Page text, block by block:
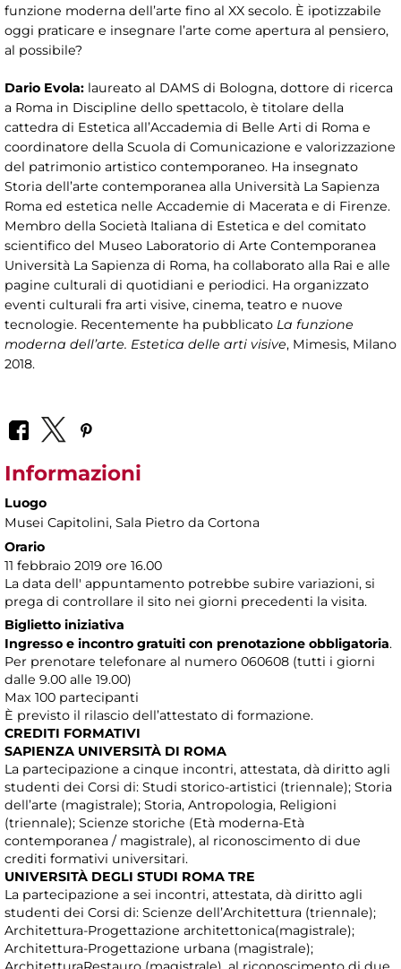
funzione moderna dell’arte fino al XX secolo. È ipotizzabile
oggi praticare e insegnare l’arte come apertura al pensiero,
al possibile?
Dario Evola: laureato al DAMS di Bologna, dottore di ricerca
a Roma in Discipline dello spettacolo, è titolare della
cattedra di Estetica all’Accademia di Belle Arti di Roma e
coordinatore della Scuola di Comunicazione e valorizzazione
del patrimonio artistico contemporaneo. Ha insegnato
Storia dell’arte contemporanea alla Università La Sapienza
Roma ed estetica nelle Accademie di Macerata e di Firenze.
Membro della Società Italiana di Estetica e del comitato
scientifico del Museo Laboratorio di Arte Contemporanea
Università La Sapienza di Roma, ha collaborato alla Rai e alle
pagine culturali di quotidiani e periodici. Ha organizzato
eventi culturali fra arti visive, cinema, teatro e nuove
tecnologie. Recentemente ha pubblicato La funzione
moderna dell’arte. Estetica delle arti visive, Mimesis, Milano
2018.
Informazioni
Luogo
Musei Capitolini, Sala Pietro da Cortona
Orario
11 febbraio 2019 ore 16.00
La data dell' appuntamento potrebbe subire variazioni, si
prega di controllare il sito nei giorni precedenti la visita.
Biglietto iniziativa
Ingresso e incontro gratuiti con prenotazione obbligatoria.
Per prenotare telefonare al numero 060608 (tutti i giorni
dalle 9.00 alle 19.00)
Max 100 partecipanti
È previsto il rilascio dell’attestato di formazione.
CREDITI FORMATIVI
SAPIENZA UNIVERSITÀ DI ROMA
La partecipazione a cinque incontri, attestata, dà diritto agli
studenti dei Corsi di: Studi storico-artistici (triennale); Storia
dell’arte (magistrale); Storia, Antropologia, Religioni
(triennale); Scienze storiche (Età moderna-Età
contemporanea / magistrale), al riconoscimento di due
crediti formativi universitari.
UNIVERSITÀ DEGLI STUDI ROMA TRE
La partecipazione a sei incontri, attestata, dà diritto agli
studenti dei Corsi di: Scienze dell’Architettura (triennale);
Architettura-Progettazione architettonica(magistrale);
Architettura-Progettazione urbana (magistrale);